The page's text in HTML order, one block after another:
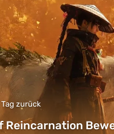
Tag zurück
Reincarnation